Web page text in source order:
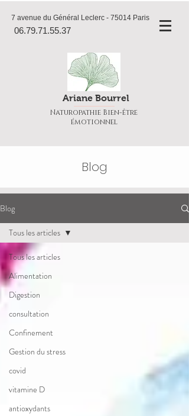
7 avenue du Général Leclerc - 75014 Paris
06.79.71.55.37
Ariane Bourrel
Naturopathie Bien-être
émotionnel
Blog
Blog
Tous les articles
Alimentation
Digestion
consultation
Confinement
Gestion du stress
covid
vitamine D
antioxydants
Tous les articles